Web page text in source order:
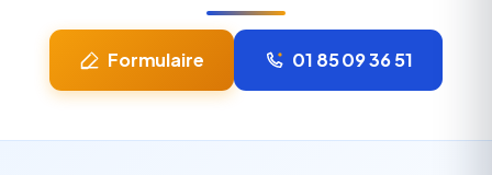
Formulaire 01 85 09 36 51